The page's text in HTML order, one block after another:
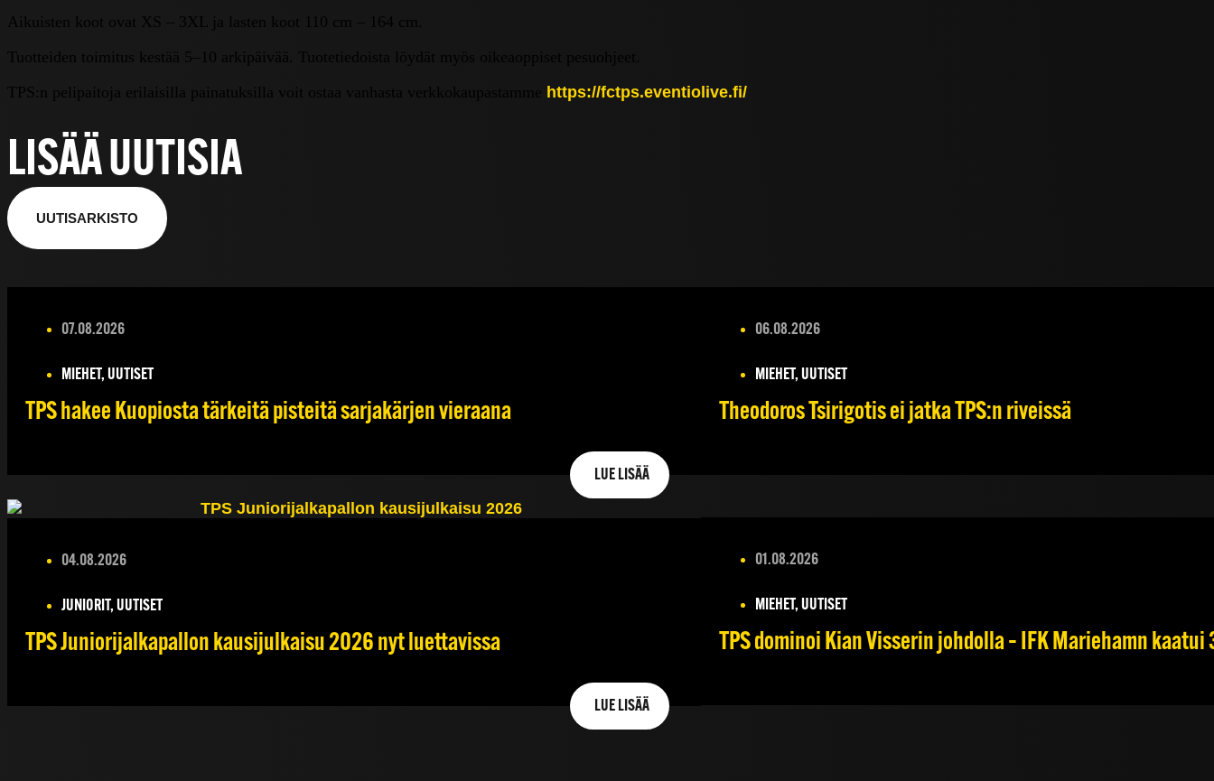
Aikuisten koot ovat XS – 3XL ja lasten koot 110 cm – 164 cm.
Tuotteiden toimitus kestää 5–10 arkipäivää. Tuotetiedoista löydät myös oikeaoppiset pesuohjeet.
TPS:n pelipaitoja erilaisilla painatuksilla voit ostaa vanhasta verkkokaupastamme
https://fctps.eventiolive.fi/
LISÄÄ UUTISIA
UUTISARKISTO
07.08.2026
MIEHET, UUTISET
TPS hakee Kuopiosta tärkeitä pisteitä sarjakärjen vieraana
LUE LISÄÄ
06.08.2026
MIEHET, UUTISET
Theodoros Tsirigotis ei jatka TPS:n riveissä
04.08.2026
JUNIORIT, UUTISET
TPS Juniorijalkapallon kausijulkaisu 2026 nyt luettavissa
LUE LISÄÄ
01.08.2026
MIEHET, UUTISET
TPS dominoi Kian Visserin johdolla – IFK Mariehamn kaatui